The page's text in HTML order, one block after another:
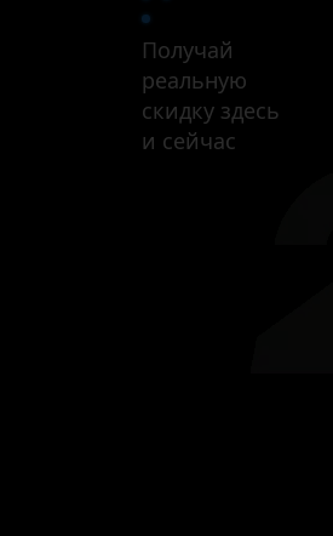
Получай
реальную
скидку здесь
и сейчас